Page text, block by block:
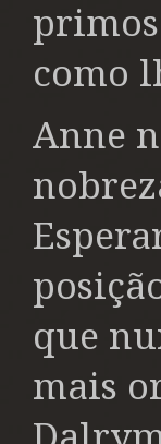
como
Anne
que
mais